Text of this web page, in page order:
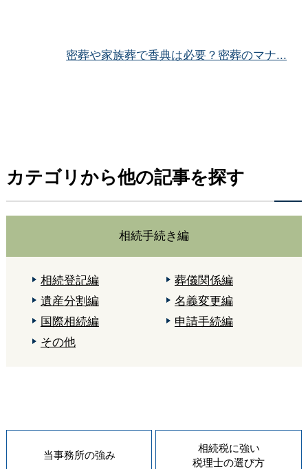
密葬や家族葬で香典は必要？密葬のマナ...
カテゴリから他の記事を探す
相続手続き編
相続登記編
葬儀関係編
遺産分割編
名義変更編
国際相続編
申請手続編
その他
当事務所の強み
相続税に強い
税理士の選び方